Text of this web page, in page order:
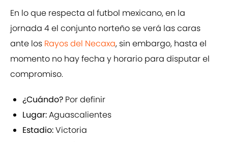
En lo que respecta al futbol mexicano, en la
jornada 4 el conjunto norteño se verá las caras
ante los Rayos del Necaxa, sin embargo, hasta el
momento no hay fecha y horario para disputar el
compromiso.
¿Cuándo? Por definir
Lugar:Aguascalientes
Estadio:Victoria